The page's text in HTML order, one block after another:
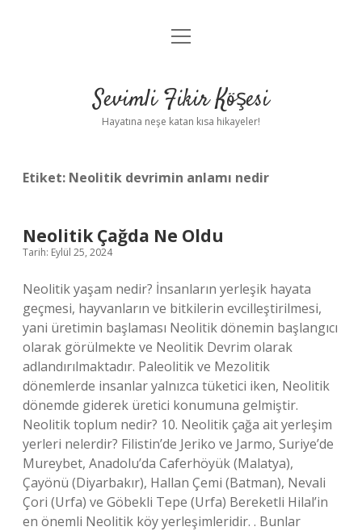
Anasayfa
Yasal Uyarı
menüyü
Sevimli Fikir Köşesi
Hayatına neşe katan kısa hikayeler!
Etiket: Neolitik devrimin anlamı nedir
Neolitik Çağda Ne Oldu
Tarih: Eylül 25, 2024
Neolitik yaşam nedir? İnsanların yerleşik hayata
geçmesi, hayvanların ve bitkilerin evcilleştirilmesi,
yani üretimin başlaması Neolitik dönemin başlangıcı
olarak görülmekte ve Neolitik Devrim olarak
adlandırılmaktadır. Paleolitik ve Mezolitik
dönemlerde insanlar yalnızca tüketici iken, Neolitik
dönemde giderek üretici konumuna gelmiştir.
Neolitik toplum nedir? 10. Neolitik çağa ait yerleşim
yerleri nelerdir? Filistin’de Jeriko ve Jarmo, Suriye’de
Mureybet, Anadolu’da Caferhöyük (Malatya),
Çayönü (Diyarbakır), Hallan Çemi (Batman), Nevali
Çori (Urfa) ve Göbekli Tepe (Urfa) Bereketli Hilal’in
en önemli Neolitik köy yerleşimleridir. . Bunlar